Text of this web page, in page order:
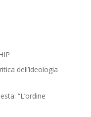
dell’ideologia
“L’ordine